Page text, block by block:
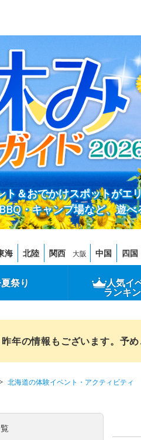
＆おでかけスポットがエ
・キャンプ場など、遊
海 北陸 関西 大阪 中国 四国
夏祭り 人気イ
ランキ
年の情報もございます。予
北海道の体験イベント・アクティビティ